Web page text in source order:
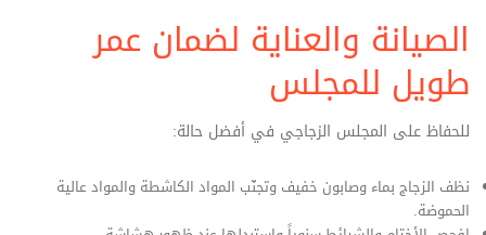
الصيانة والعناية لضمان عمر
طويل للمجلس
للحفاظ على المجلس الزجاجي في أفضل حالة:
نظف الزجاج بماء وصابون خفيف وتجنّب المواد الكاشطة والمواد عالية
الحموضة.